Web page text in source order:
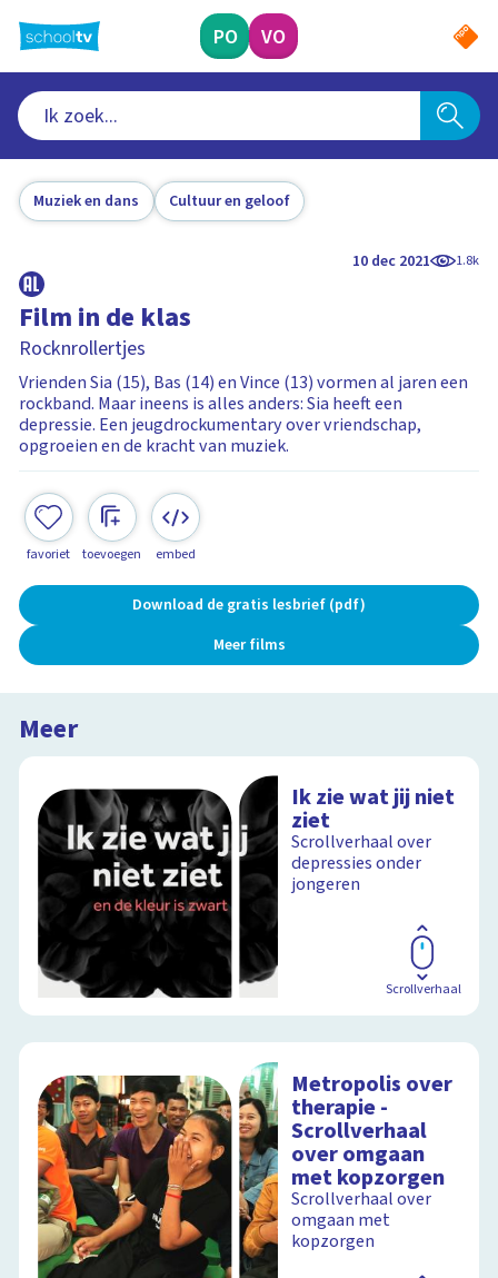
naar
hoofdinhoud
PO VO
Muziek en dans Cultuur en geloof
10 dec 2021 1.8k
Film in de klas
Rocknrollertjes
Vrienden Sia (15), Bas (14) en Vince (13) vormen al jaren een
rockband. Maar ineens is alles anders: Sia heeft een
depressie. Een jeugdrockumentary over vriendschap,
opgroeien en de kracht van muziek.
favoriet toevoegen embed
Download de gratis lesbrief (pdf)
Meer films
Meer
Ik zie wat jij niet
ziet
Scrollverhaal over
depressies onder
jongeren
Scrollverhaal
Metropolis over
therapie -
Scrollverhaal
over omgaan
met kopzorgen
Scrollverhaal over
omgaan met
kopzorgen